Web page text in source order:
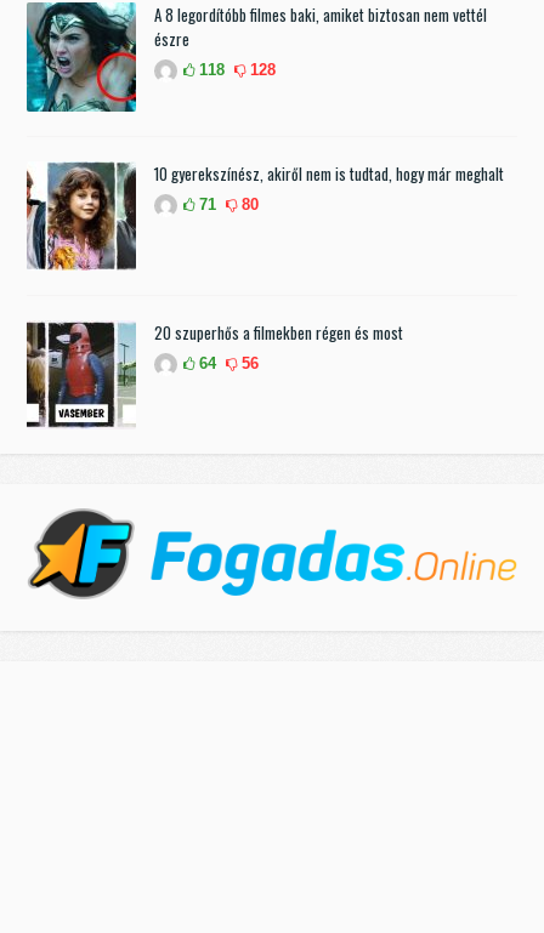
A 8 legordítóbb filmes baki, amiket biztosan nem vettél
észre
118 128
10 gyerekszínész, akiről nem is tudtad, hogy már meghalt
71 80
20 szuperhős a filmekben régen és most
64 56